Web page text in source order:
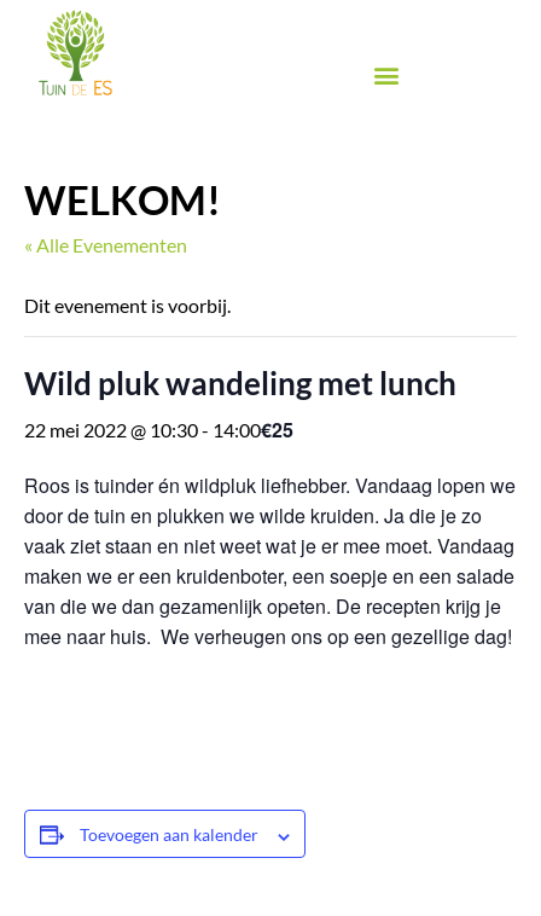
WELKOM!
« Alle Evenementen
Dit evenement is voorbij.
Wild pluk wandeling met lunch
22 mei 2022 @ 10:30- 14:00€25
Roos is tuinder én wildpluk liefhebber. Vandaag lopen we
door de tuin en plukken we wilde kruiden. Ja die je zo
vaak ziet staan en niet weet wat je er mee moet. Vandaag
maken we er een kruidenboter, een soepje en een salade
van die we dan gezamenlijk opeten. De recepten krijg je
mee naar huis. We verheugen ons op een gezellige dag!
Toevoegen aan kalender